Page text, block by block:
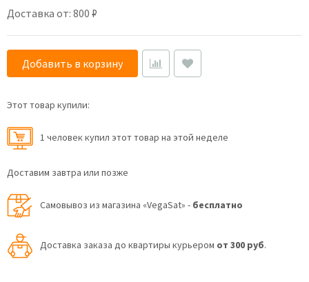
Доставка от: 800 ₽
Добавить в корзину
Этот товар купили:
1 человек купил этот товар на этой неделе
Доставим завтра или позже
Самовывоз из магазина «VegaSat» - бесплатно
Доставка заказа до квартиры курьером от 300 руб.